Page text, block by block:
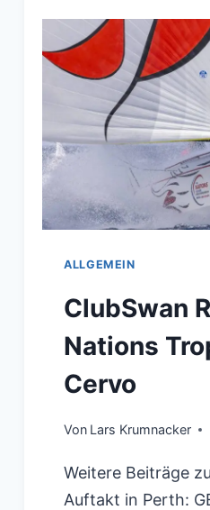
2023
ALLGEMEIN
ClubSwan
Nations
Cervo
Von Lars Krumnacker
Weitere Beiträge
Auftakt in Perth: